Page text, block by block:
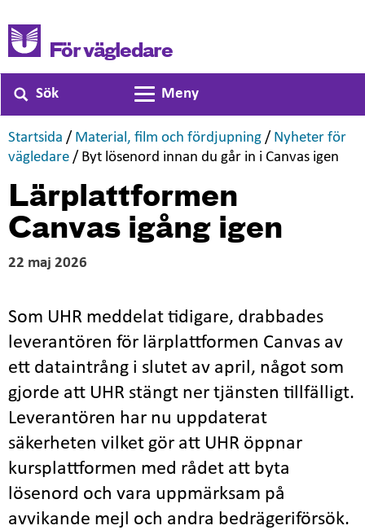
För vägledare
Sök
Växla navigering
Meny
Startsida ,
/ Material, film och fördjupning ,
/ Nyheter för
vägledare ,
/ Byt lösenord innan du går in i Canvas igen
Lärplattformen
Canvas igång igen
22 maj 2026
Som UHR meddelat tidigare, drabbades
leverantören för lärplattformen Canvas av
ett dataintrång i slutet av april, något som
gjorde att UHR stängt ner tjänsten tillfälligt.
Leverantören har nu uppdaterat
säkerheten vilket gör att UHR öppnar
kursplattformen med rådet att byta
lösenord och vara uppmärksam på
avvikande mejl och andra bedrägeriförsök.